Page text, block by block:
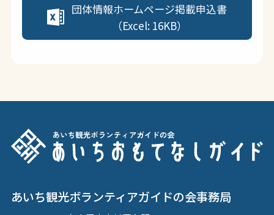
団体情報ホームページ掲載申込書
（Excel: 16KB）
あいち観光ボランティアガイドの会事務局